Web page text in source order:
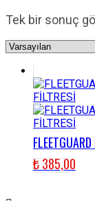
Tek bir sonuç
₺385,00